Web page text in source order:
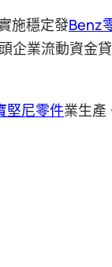
施穩定發Benz
企業流動資金
堅尼零件業生產